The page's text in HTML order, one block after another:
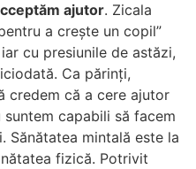
ajutor. Zicala
a crește un copil”
cu presiunile de astăzi,
Ca părinți,
credem că a cere ajutor
capabili să facem
Sănătatea mintală este la
fizică. Potrivit